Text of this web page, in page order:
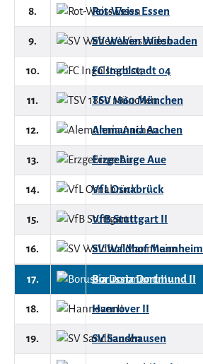
8. Rot-Weiss Essen
9. SV Wehen Wiesbaden
10. FC Ingolstadt 04
11. TSV 1860 München
12. Alemannia Aachen
13. Erzgebirge Aue
14. VfL Osnabrück
15. VfB Stuttgart II
16. SV Waldhof Mannheim
17. Borussia Dortmund II
18. Hannover II
19. SV Sandhausen